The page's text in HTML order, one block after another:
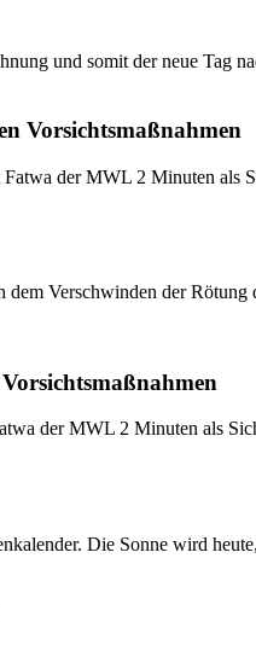
und somit der neue Tag
Vorsichtsmaßnahmen
der MWL 2 Minuten als
dem Verschwinden der
der MWL 2 Minuten als
Die Sonne wird